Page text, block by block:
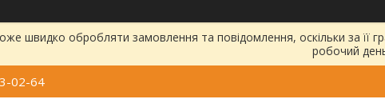
швидко обробляти замовлення та повідомлення, оскільки за її
робочий
02-64